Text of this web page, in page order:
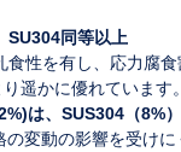
SU304同等以上
食性を有し、応力腐
遥かに優れています。
は、SUS304（8%
の変動の影響を受け